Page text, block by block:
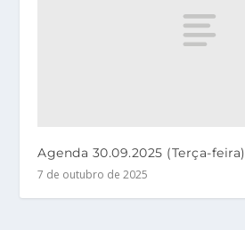
Agenda 30.09.2025 (Terça-feira)
7 de outubro de 2025